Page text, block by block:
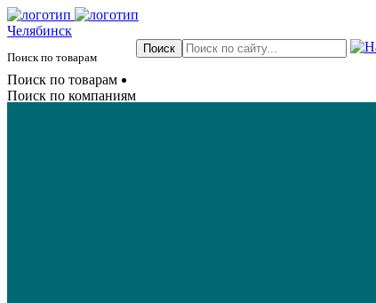
Челябинск
Поиск по товарам
Поиск по товарам
Поиск по компаниям